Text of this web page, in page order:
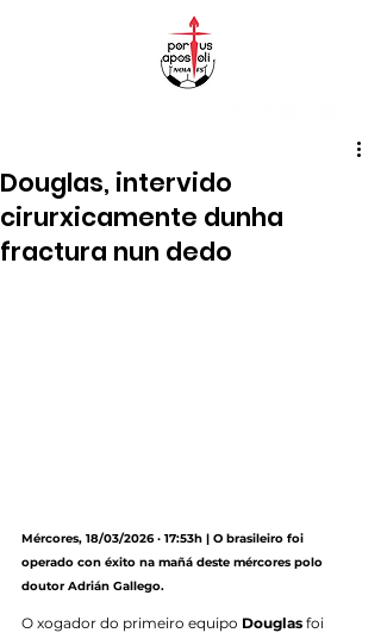
Douglas, intervido
cirurxicamente dunha
fractura nun dedo
Mércores, 18/03/2026 · 17:53h | O brasileiro foi
operado con éxito na mañá deste mércores polo
doutor Adrián Gallego.
O xogador do primeiro equipo Douglas foi